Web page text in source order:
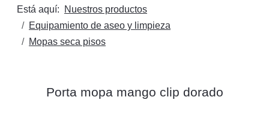
Está aquí:
Nuestros productos
Equipamiento de aseo y limpieza
Mopas seca pisos
Porta mopa mango clip dorado